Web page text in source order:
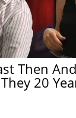
Then
20